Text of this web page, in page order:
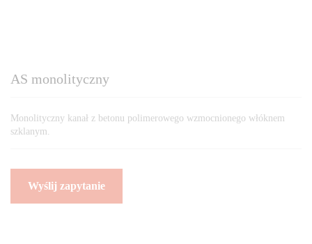
AS monolityczny
Monolityczny kanał z betonu polimerowego wzmocnionego włóknem
szklanym.